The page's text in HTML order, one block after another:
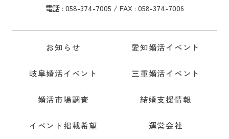
電話 : 058-374-7005 / FAX : 058-374-7006
お知らせ 愛知婚活イベント
岐阜婚活イベント 三重婚活イベント
婚活市場調査 結婚支援情報
イベント掲載希望 運営会社